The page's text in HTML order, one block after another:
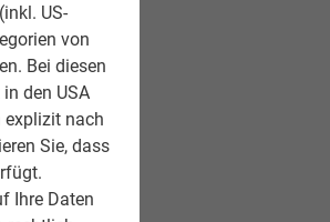
US-
von
Bei diesen
den USA
explizit nach
Sie, dass
Ihre Daten